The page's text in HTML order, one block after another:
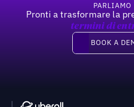
PARLIAMO
Pronti a trasformare la
termini di
Book a demo
BOOK A